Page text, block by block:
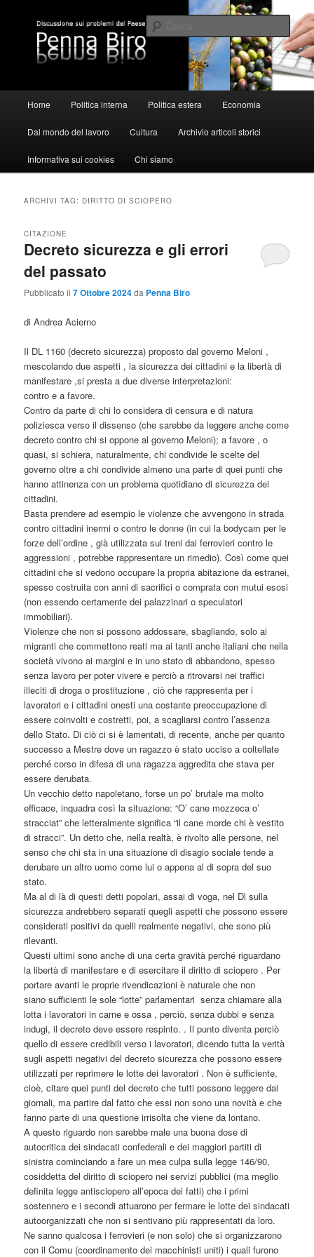
contenuto
principale
contenuto
secondarioPennabiro
Cerca
principale
Home Politica interna Politica estera Economia
Dal mondo del lavoro Cultura Archivio articoli storici
Informativa sui cookies Chi siamo
ARCHIVI TAG: DIRITTO DI SCIOPERO
Decreto sicurezza e gli errori
del passato
CITAZIONE
Pubblicato il7 Ottobre 2024da Penna Biro
di Andrea Acierno
Il DL 1160 (decreto sicurezza) proposto dal governo Meloni ,
mescolando due aspetti , la sicurezza dei cittadini e la libertà di
manifestare ,si presta a due diverse interpretazioni:
contro e a favore.
Contro da parte di chi lo considera di censura e di natura
poliziesca verso il dissenso (che sarebbe da leggere anche come
decreto contro chi si oppone al governo Meloni); a favore , o
quasi, si schiera, naturalmente, chi condivide le scelte del
governo oltre a chi condivide almeno una parte di quei punti che
hanno attinenza con un problema quotidiano di sicurezza dei
cittadini.
Basta prendere ad esempio le violenze che avvengono in strada
contro cittadini inermi o contro le donne (in cui la bodycam per le
forze dell’ordine , già utilizzata sui treni dai ferrovieri contro le
aggressioni , potrebbe rappresentare un rimedio). Così come quei
cittadini che si vedono occupare la propria abitazione da estranei,
spesso costruita con anni di sacrifici o comprata con mutui esosi
(non essendo certamente dei palazzinari o speculatori
immobiliari).
Violenze che non si possono addossare, sbagliando, solo ai
migranti che commettono reati ma ai tanti anche italiani che nella
società vivono ai margini e in uno stato di abbandono, spesso
senza lavoro per poter vivere e perciò a ritrovarsi nei traffici
illeciti di droga o prostituzione , ciò che rappresenta per i
lavoratori e i cittadini onesti una costante preoccupazione di
essere coinvolti e costretti, poi, a scagliarsi contro l’assenza
dello Stato. Di ciò ci si è lamentati, di recente, anche per quanto
successo a Mestre dove un ragazzo è stato ucciso a coltellate
perché corso in difesa di una ragazza aggredita che stava per
essere derubata.
Un vecchio detto napoletano, forse un po’ brutale ma molto
efficace, inquadra così la situazione: “O’ cane mozzeca o’
stracciat” che letteralmente significa “il cane morde chi è vestito
di stracci”. Un detto che, nella realtà, è rivolto alle persone, nel
senso che chi sta in una situazione di disagio sociale tende a
derubare un altro uomo come lui o appena al di sopra del suo
stato.
Ma al di là di questi detti popolari, assai di voga, nel Dl sulla
sicurezza andrebbero separati quegli aspetti che possono essere
considerati positivi da quelli realmente negativi, che sono più
rilevanti.
Questi ultimi sono anche di una certa gravità perché riguardano
la libertà di manifestare e di esercitare il diritto di sciopero . Per
portare avanti le proprie rivendicazioni è naturale che non
siano sufficienti le sole “lotte” parlamentari senza chiamare alla
lotta i lavoratori in carne e ossa , perciò, senza dubbi e senza
indugi, il decreto deve essere respinto. . Il punto diventa perciò
quello di essere credibili verso i lavoratori, dicendo tutta la verità
sugli aspetti negativi del decreto sicurezza che possono essere
utilizzati per reprimere le lotte dei lavoratori . Non è sufficiente,
cioè, citare quei punti del decreto che tutti possono leggere dai
giornali, ma partire dal fatto che essi non sono una novità e che
fanno parte di una questione irrisolta che viene da lontano.
A questo riguardo non sarebbe male una buona dose di
autocritica dei sindacati confederali e dei maggiori partiti di
sinistra cominciando a fare un mea culpa sulla legge 146/90,
cosiddetta del diritto di sciopero nei servizi pubblici (ma meglio
definita legge antisciopero all’epoca dei fatti) che i primi
sostennero e i secondi attuarono per fermare le lotte dei sindacati
autoorganizzati che non si sentivano più rappresentati da loro.
Ne sanno qualcosa i ferrovieri (e non solo) che si organizzarono
con il Comu (coordinamento dei macchinisti uniti) i quali furono